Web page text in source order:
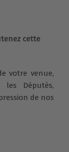
cette
votre venue,
les Députés,
de nos